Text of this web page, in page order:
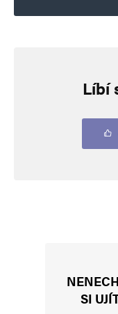
Vaše e-mailová adresaLíbí
SI